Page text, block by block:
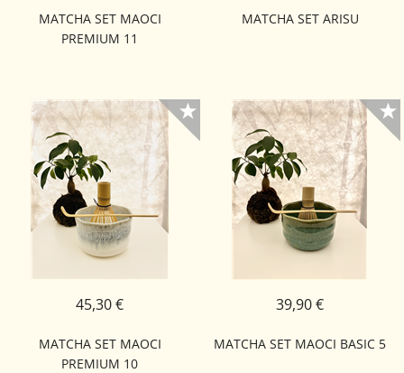
MATCHA SET MAOCI
PREMIUM 11
MATCHA SET ARISU
MATCHA SET MAOCI
PREMIUM 10
45,30 €
MATCHA SET MAOCI BASIC 5
39,90 €